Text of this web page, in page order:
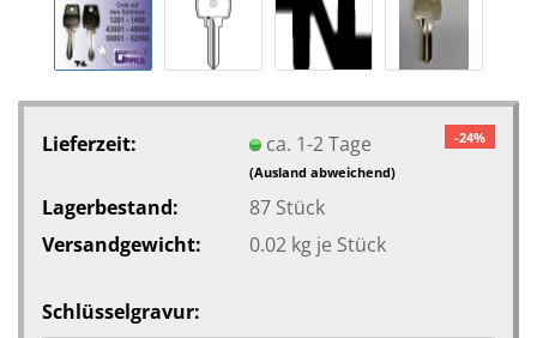
-24%
Lieferzeit: ca. 1-2 Tage
(Ausland abweichend)
Lagerbestand: 87 Stück
Versandgewicht:
0.02kg je Stück
Schlüsselgravur: